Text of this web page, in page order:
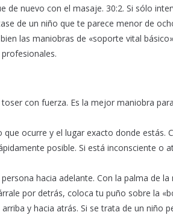
de nuevo con el masaje. 30:2. Si sólo
de un niño que te parece menor de
las maniobras de «soporte vital
con fuerza. Es la mejor maniobra
ocurre y el lugar exacto donde estás.
posible. Si está inconsciente o
hacia adelante. Con la palma de
por detrás, coloca tu puño sobre la
y hacia atrás. Si se trata de un niño